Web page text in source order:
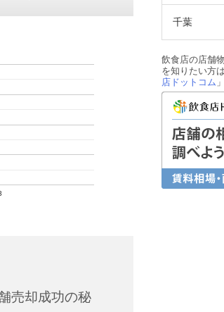
売却成功の秘
千葉
飲食店の店舗
を知りたい方
店ドットコム